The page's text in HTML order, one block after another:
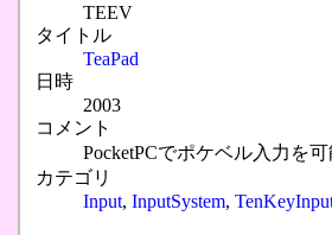
TEEV
タイトル
TeaPad
日時
2003
コメント
PocketPCでポケベル入力を可
カテゴリ
Input, InputSystem,